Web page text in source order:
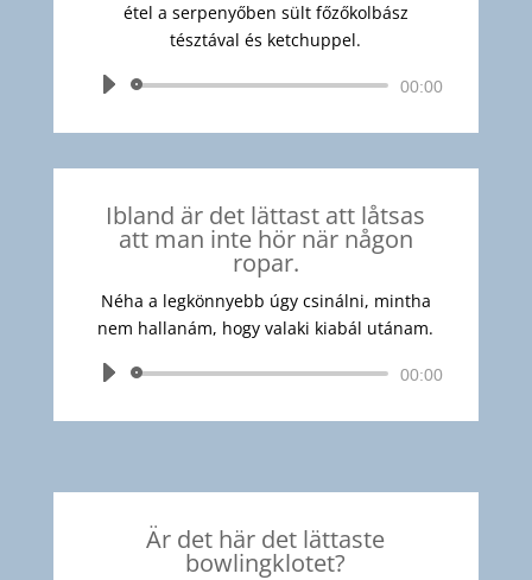
étel a serpenyőben sült főzőkolbász
tésztával és ketchuppel.
Audió
00:00
Ibland är det lättast att låtsas
att man inte hör när någon
ropar.
Néha a legkönnyebb úgy csinálni, mintha
nem hallanám, hogy valaki kiabál utánam.
Audió
00:00
Är det här det lättaste
bowlingklotet?